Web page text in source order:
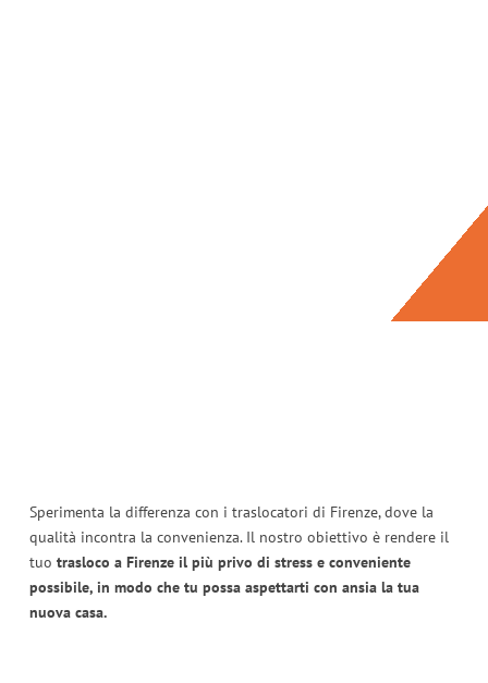
Sperimenta la differenza con i traslocatori di Firenze, dove la
qualità incontra la convenienza. Il nostro obiettivo è rendere il
tuo trasloco a Firenze il più privo di stress e conveniente
possibile, in modo che tu possa aspettarti con ansia la tua
nuova casa.